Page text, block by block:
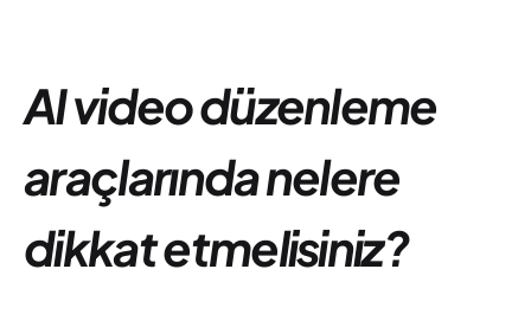
AI video düzenleme
araçlarında nelere
dikkat etmelisiniz?